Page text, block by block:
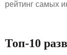
рейтинг самых
Топ-10